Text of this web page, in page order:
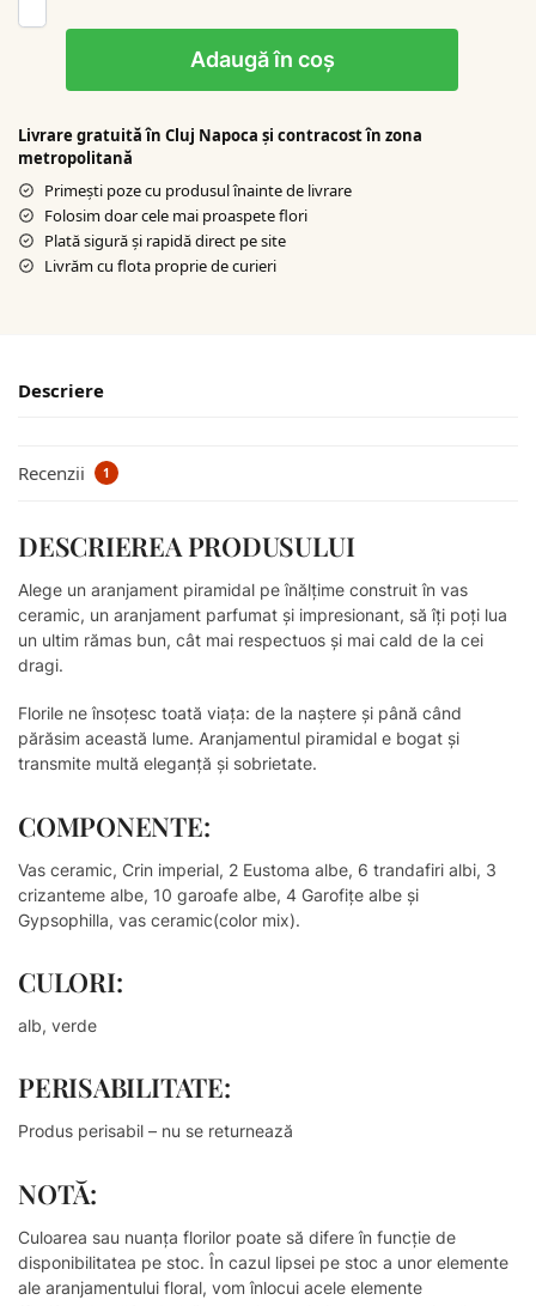
Adaugă în coș
Livrare gratuită în Cluj Napoca şi contracost în zona
metropolitană
Primești poze cu produsul înainte de livrare
Folosim doar cele mai proaspete flori
Plată sigură şi rapidă direct pe site
Livrăm cu flota proprie de curieri
Descriere
Recenzii 1
DESCRIEREA PRODUSULUI
Alege un aranjament piramidal pe înălțime construit în vas
ceramic, un aranjament parfumat și impresionant, să îți poți lua
un ultim rămas bun, cât mai respectuos și mai cald de la cei
dragi.
Florile ne însoțesc toată viața: de la naștere și până când
părăsim această lume. Aranjamentul piramidal e bogat și
transmite multă eleganță și sobrietate.
COMPONENTE:
Vas ceramic, Crin imperial, 2 Eustoma albe, 6 trandafiri albi, 3
crizanteme albe, 10 garoafe albe, 4 Garofițe albe și
Gypsophilla, vas ceramic(color mix).
CULORI:
alb, verde
PERISABILITATE:
Produs perisabil – nu se returnează
NOTĂ:
Culoarea sau nuanţa florilor poate să difere în funcţie de
disponibilitatea pe stoc. În cazul lipsei pe stoc a unor elemente
ale aranjamentului floral, vom înlocui acele elemente